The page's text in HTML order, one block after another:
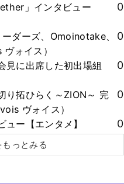
」インタビュー
0
ダーズ、Omoinotake、
ォイス）
0
見に出席した初出場組
0
り拓ひらく～ZION～ 完
ヴォイス）
0
ュー【エンタメ】 0
っとみる